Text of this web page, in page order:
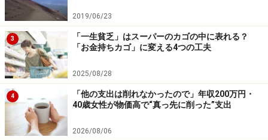
先取り貯金のメリットは、「最初に貯金を済ませること
で、残ったお金でやりくりする習慣が身につくこと」。
お金があるとつい使ってしまうタイプの人でも、最初か
ら“使えないお金”として分けておけば、自然と使わずに
済むのです。
「余ったら貯金しよう」ではなかなか続かないからこ
2019/06/23
3
「一生貧乏」はスーパーのカゴの中に表れる？
「お金持ちカゴ」に変える4つの工夫
2025/08/28
4
「他の支出は削れなかったので」年収200万円・
40歳女性が物価高で“真っ先に削った”支出
2026/08/06